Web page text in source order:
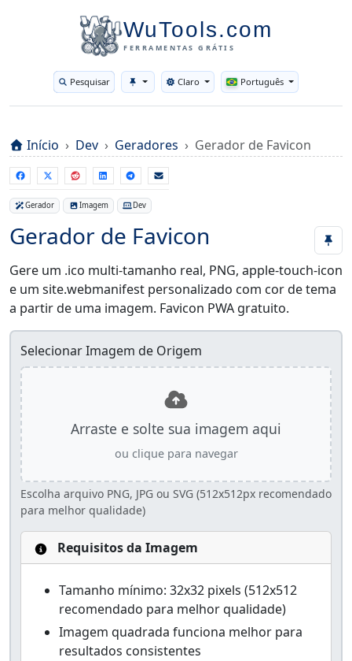
WuTools.com
FERRAMENTAS GRÁTIS
Pesquisar Toggle theme
Claro Português
Início Dev Geradores Gerador de Favicon
Gerador Imagem Dev
Gerador de Favicon
Gere um .ico multi-tamanho real, PNG, apple-touch-icon
e um site.webmanifest personalizado com cor de tema
a partir de uma imagem. Favicon PWA gratuito.
Selecionar Imagem de Origem
Arraste e solte sua imagem aqui
ou clique para navegar
Escolha arquivo PNG, JPG ou SVG (512x512px recomendado
para melhor qualidade)
Requisitos da Imagem
Tamanho mínimo: 32x32 pixels (512x512
recomendado para melhor qualidade)
Imagem quadrada funciona melhor para
resultados consistentes